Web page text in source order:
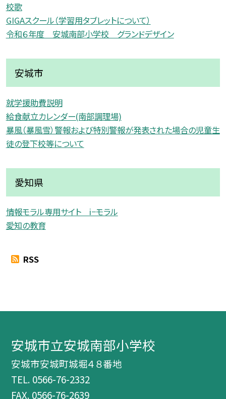
校歌
GIGAスクール（学習用タブレットについて）
令和６年度 安城南部小学校 グランドデザイン
安城市
就学援助費説明
給食献立カレンダー(南部調理場)
暴風（暴風雪）警報および特別警報が発表された場合の児童生
徒の登下校等について
愛知県
情報モラル専用サイト i−モラル
愛知の教育
RSS
安城市立安城南部小学校
安城市安城町城堀４８番地
TEL. 0566-76-2332
FAX. 0566-76-2639